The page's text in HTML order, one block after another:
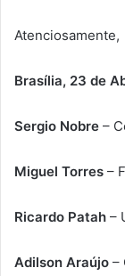
Atenciosamente,
Brasília, 23 de
Sergio Nobre –
Miguel Torres –
Ricardo Patah –
Adilson Araújo –